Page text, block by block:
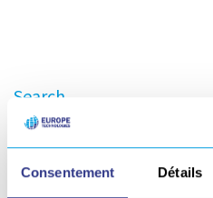
Consentement Détails
Search